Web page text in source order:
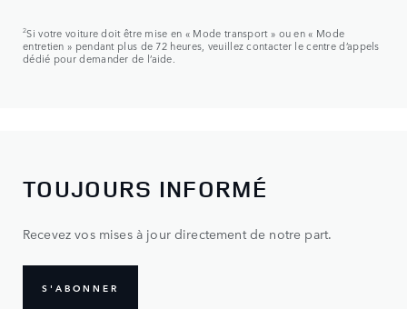
2Si votre voiture doit être mise en « Mode transport » ou en « Mode
entretien » pendant plus de 72 heures, veuillez contacter le centre d’appels
dédié pour demander de l’aide.
TOUJOURS INFORMÉ
Recevez vos mises à jour directement de notre part.
S'ABONNER